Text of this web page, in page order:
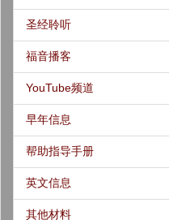
圣经聆听
福音播客
YouTube频道
早年信息
帮助指导手册
英文信息
其他材料